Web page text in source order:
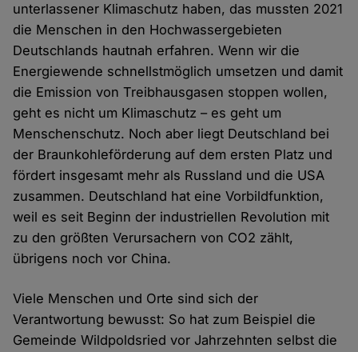
unterlassener Klimaschutz haben, das mussten 2021
die Menschen in den Hochwassergebieten
Deutschlands hautnah erfahren. Wenn wir die
Energiewende schnellstmöglich umsetzen und damit
die Emission von Treibhausgasen stoppen wollen,
geht es nicht um Klimaschutz – es geht um
Menschenschutz. Noch aber liegt Deutschland bei
der Braunkohleförderung auf dem ersten Platz und
fördert insgesamt mehr als Russland und die USA
zusammen. Deutschland hat eine Vorbildfunktion,
weil es seit Beginn der industriellen Revolution mit
zu den größten Verursachern von CO2 zählt,
übrigens noch vor China.
Viele Menschen und Orte sind sich der
Verantwortung bewusst: So hat zum Beispiel die
Gemeinde Wildpoldsried vor Jahrzehnten selbst die